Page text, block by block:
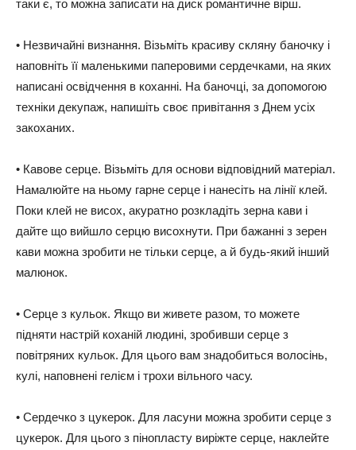
таки є, то можна записати на диск романтичне вірш.
• Незвичайні визнання. Візьміть красиву скляну баночку і
наповніть її маленькими паперовими сердечками, на яких
написані освідчення в коханні. На баночці, за допомогою
техніки декупаж, напишіть своє привітання з Днем усіх
закоханих.
• Кавове серце. Візьміть для основи відповідний матеріал.
Намалюйте на ньому гарне серце і нанесіть на лінії клей.
Поки клей не висох, акуратно розкладіть зерна кави і
дайте що вийшло серцю висохнути. При бажанні з зерен
кави можна зробити не тільки серце, а й будь-який інший
малюнок.
• Серце з кульок. Якщо ви живете разом, то можете
підняти настрій коханій людині, зробивши серце з
повітряних кульок. Для цього вам знадобиться волосінь,
кулі, наповнені гелієм і трохи вільного часу.
• Сердечко з цукерок. Для ласуни можна зробити серце з
цукерок. Для цього з пінопласту виріжте серце, наклейте